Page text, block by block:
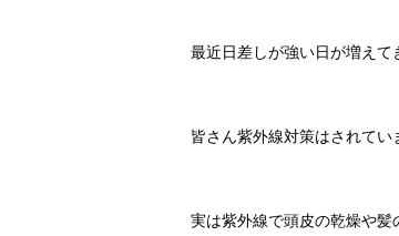
最近日差しが強い日が増えて
皆さん紫外線対策はされてい
実は紫外線で頭皮の乾燥や髪